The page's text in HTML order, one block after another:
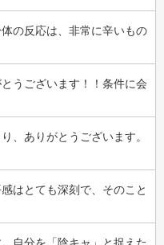
の反応は、非常に辛いもの
うございます！！条件に会
、ありがとうございます。
はとても深刻で、そのこと